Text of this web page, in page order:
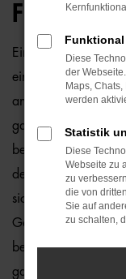
FÜR
Ein Audi A4
einfach perfekt
andere Orte sagen,
ganzer Linie. Wir
bereits seit vielen
der Fahrzeuge
sicher und
Gebrauchtwagen für
bedeutet dies, dass
gastiert und dort
Funktional
Diese
der
Maps,
werden
Statistik
Diese
Webseite zu
zu
die von
Sie auf
zu schalten,